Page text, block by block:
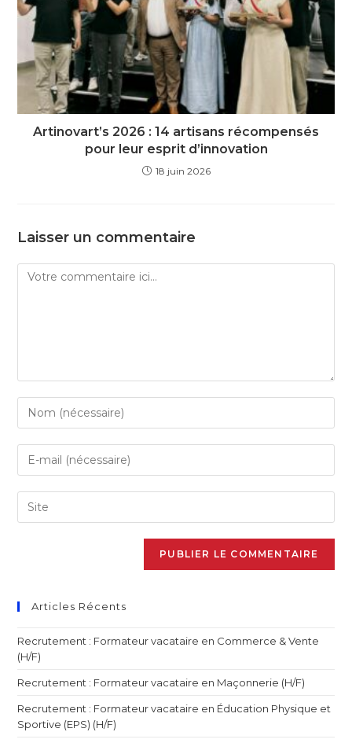
Artinovart’s 2026 : 14 artisans récompensés
pour leur esprit d’innovation
18 juin 2026
Laisser un commentaire
Articles Récents
Recrutement : Formateur vacataire en Commerce & Vente
(H/F)
Recrutement : Formateur vacataire en Maçonnerie (H/F)
Recrutement : Formateur vacataire en Éducation Physique et
Sportive (EPS) (H/F)